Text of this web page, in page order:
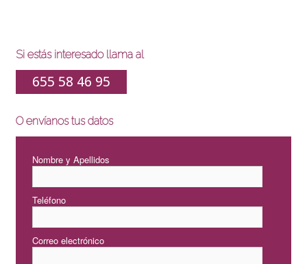
Si estás interesado llama al
655 58 46 95
O envíanos tus datos
Nombre y Apellidos
Teléfono
Correo electrónico